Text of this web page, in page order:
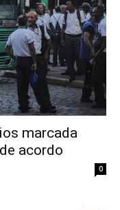
marcada
acordo
0